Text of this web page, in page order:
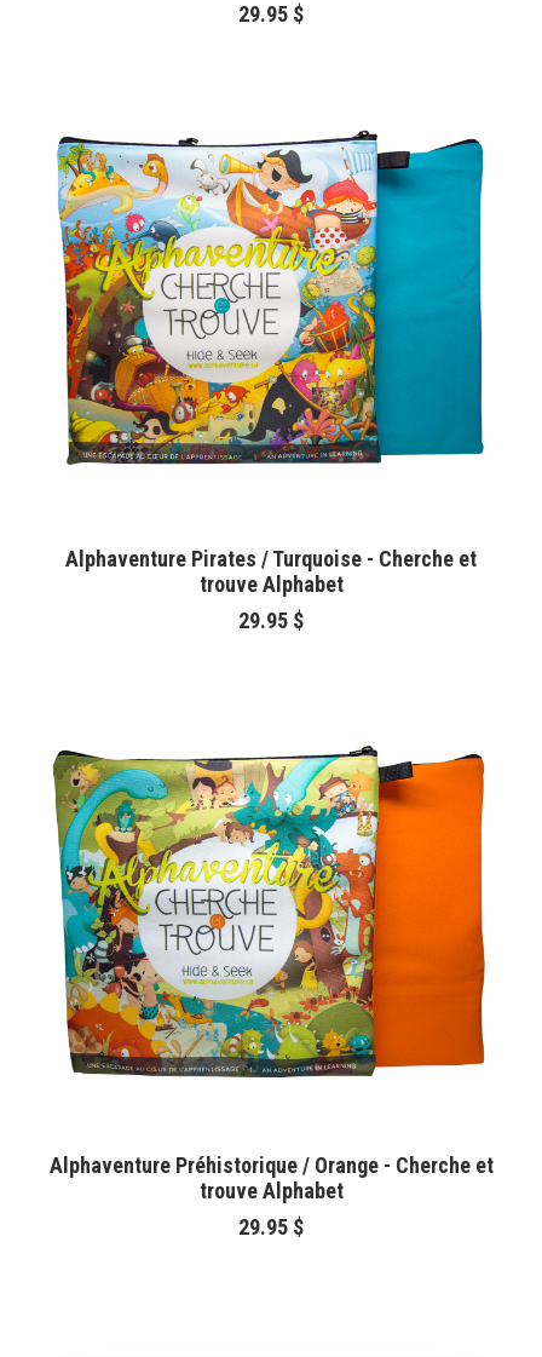
29.95 $
AJOUTER AU PANIER
Alphaventure Pirates / Turquoise - Cherche et
trouve Alphabet
29.95 $
AJOUTER AU PANIER
Alphaventure Préhistorique / Orange - Cherche et
trouve Alphabet
29.95 $